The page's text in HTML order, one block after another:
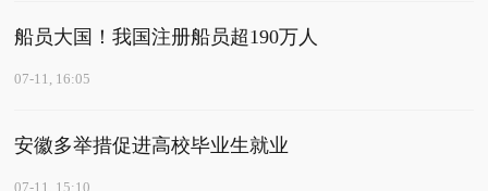
船员大国！我国注册船员超190万人
07-11, 16:05
安徽多举措促进高校毕业生就业
07-11, 15:10